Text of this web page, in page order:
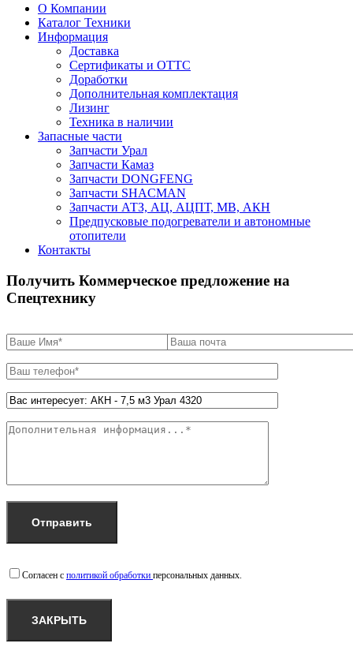
О Компании
Каталог Техники
Информация
Доставка
Сертификаты и ОТТС
Доработки
Дополнительная комплектация
Лизинг
Техника в наличии
Запасные части
Запчасти Урал
Запчасти Камаз
Запчасти DONGFENG
Запчасти SHACMAN
Запчасти АТЗ, АЦ, АЦПТ, МВ, АКН
Предпусковые подогреватели и автономные
отопители
Контакты
Получить Коммерческое предложение на
Спецтехнику
Согласен с политикой обработки персональных данных.
ЗАКРЫТЬ